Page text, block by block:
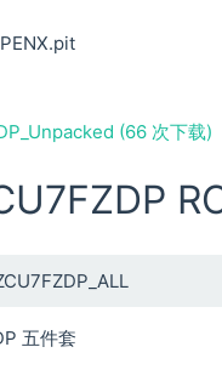
(66 次下载)
五件套